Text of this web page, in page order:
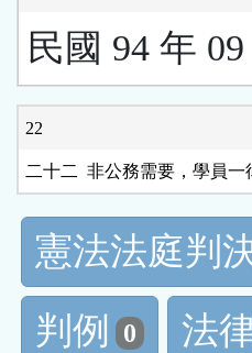
民國 94 年
22
憲法法庭判
判例
0 法